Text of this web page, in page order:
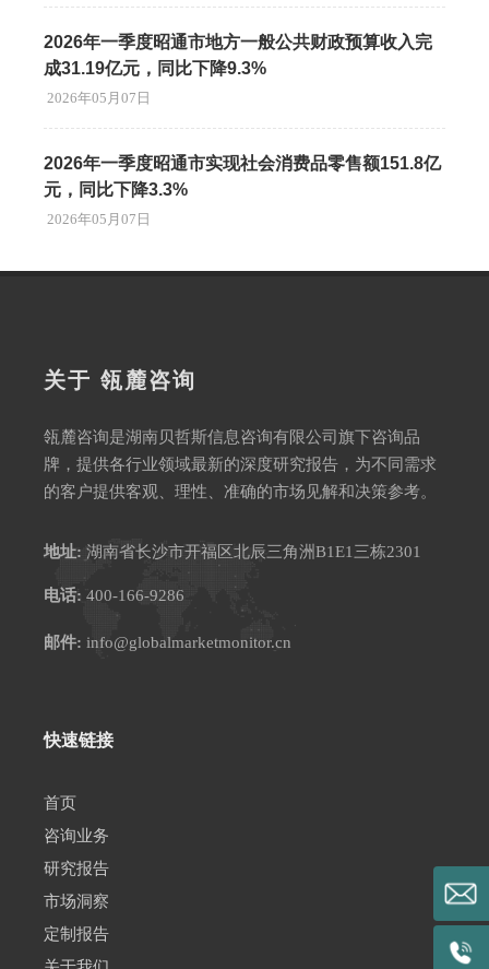
2026年一季度昭通市地方一般公共财政预算收入完
成31.19亿元，同比下降9.3%
2026年05月07日
2026年一季度昭通市实现社会消费品零售额151.8亿
元，同比下降3.3%
2026年05月07日
关于 瓴麓咨询
瓴麓咨询是湖南贝哲斯信息咨询有限公司旗下咨询品
牌，提供各行业领域最新的深度研究报告，为不同需求
的客户提供客观、理性、准确的市场见解和决策参考。
地址: 湖南省长沙市开福区北辰三角洲B1E1三栋2301
电话: 400-166-9286
邮件: info@globalmarketmonitor.cn
快速链接
首页
咨询业务
研究报告
市场洞察
定制报告